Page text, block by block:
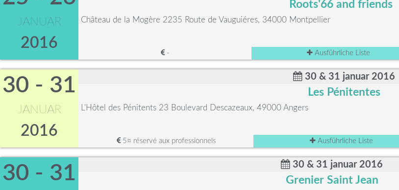
JANUAR
2016
Roots'66 and friends
Château de la Mogère 2235 Route de Vauguiéres, 34000 Montpellier
- Ausführliche Liste
30 - 31
JANUAR
2016
30 & 31 januar 2016
Les Pénitentes
L'Hôtel des Pénitents 23 Boulevard Descazeaux, 49000 Angers
5¤ réservé aux professionnels Ausführliche Liste
30 - 31 30 & 31 januar 2016
Grenier Saint Jean